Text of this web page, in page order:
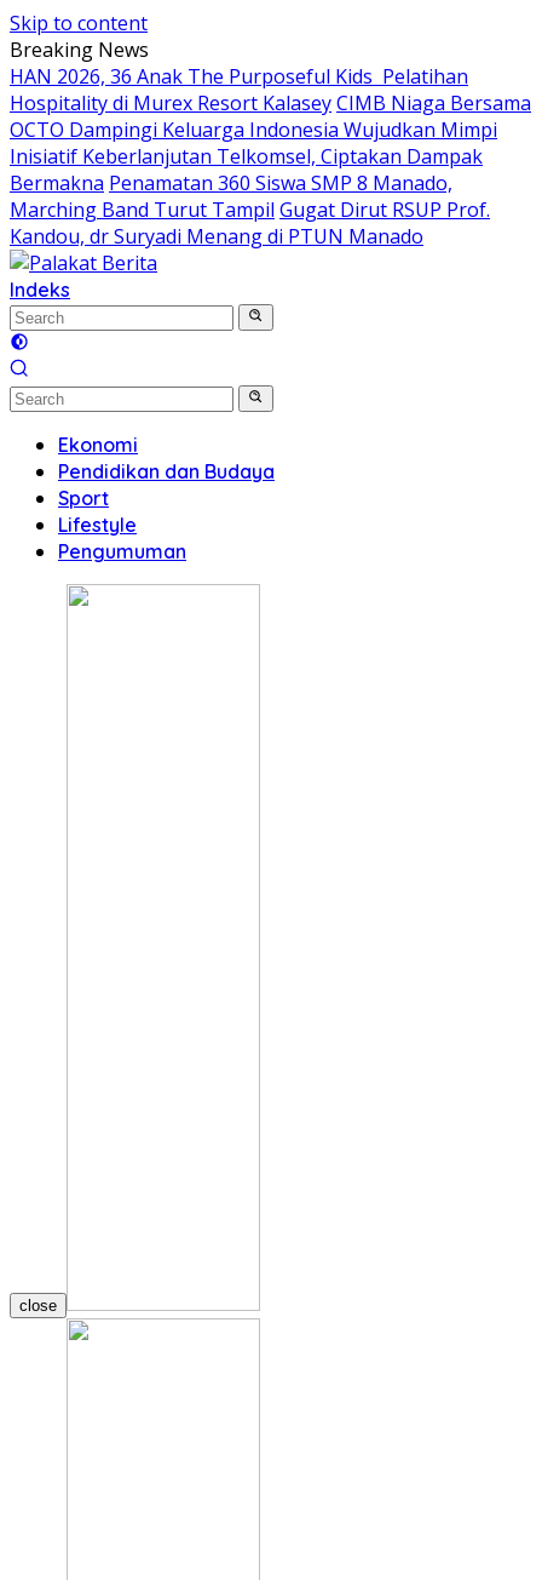
Skip to content
Breaking News
HAN 2026, 36 Anak The Purposeful Kids Pelatihan
Hospitality di Murex Resort KalaseyCIMB Niaga Bersama
OCTO Dampingi Keluarga Indonesia Wujudkan Mimpi
Inisiatif Keberlanjutan Telkomsel, Ciptakan Dampak
Bermakna Penamatan 360 Siswa SMP 8 Manado,
Marching Band Turut Tampil Gugat Dirut RSUP Prof.
Kandou, dr Suryadi Menang di PTUN Manado
Indeks
Ekonomi
Pendidikan dan Budaya
Sport
Lifestyle
Pengumuman
close